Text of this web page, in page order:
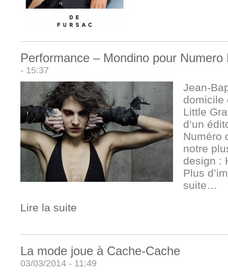
Performance – Mondino pour Numero
- 15:37
Jean-
domicile
Little
d’un
Numéro
notre
design :
Plus
suite…
Lire la suite
La mode joue à Cache-Cache
03/03/2014 - 11:49